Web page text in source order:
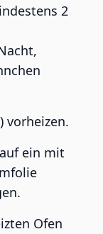
2
vorheizen.
ein mit
Ofen